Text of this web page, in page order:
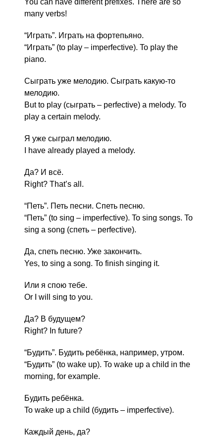
You can have different prefixes. There are so
many verbs!
“Играть”. Играть на фортепьяно.
“Играть” (to play – imperfective). To play the
piano.
Сыграть уже мелодию. Сыграть какую-то
мелодию.
But to play (сыграть – perfective) a melody. To
play a certain melody.
Я уже сыграл мелодию.
I have already played a melody.
Да? И всё.
Right? That’s all.
“Петь”. Петь песни. Спеть песню.
“Петь” (to sing – imperfective). To sing songs. To
sing a song (спеть – perfective).
Да, спеть песню. Уже закончить.
Yes, to sing a song. To finish singing it.
Или я спою тебе.
Or I will sing to you.
Да? В будущем?
Right? In future?
“Будить”. Будить ребёнка, например, утром.
“Будить” (to wake up). To wake up a child in the
morning, for example.
Будить ребёнка.
To wake up a child (будить – imperfective).
Каждый день, да?